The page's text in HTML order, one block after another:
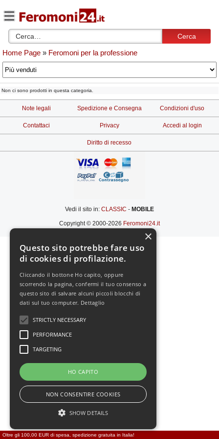
Cerca
Home Page » Feromoni per la professione
Non ci sono prodotti in questa categoria.
Note legali Spedizione e Consegna Condizioni d'uso
Contattaci Privacy Accedi al login
Diritto di recesso
Vedi il sito in: - MOBILE
Copyright © 2000-2026 Feromoni24.it
Oltre gli 100,00 EUR di spesa, spedizione gratuita in Italia!
Questo sito potrebbe fare uso
di cookies di profilazione.
Cliccando il bottone Ho capito, oppure
scorrendo la pagina, confermi il tuo consenso a
questo sito di salvare alcuni piccoli blocchi di
dati sul tuo computer. Dettaglio
STRICTLY NECESSARY
PERFORMANCE
TARGETING
HO CAPITO
NON CONSENTIRE COOKIES
SHOW DETAILS
×